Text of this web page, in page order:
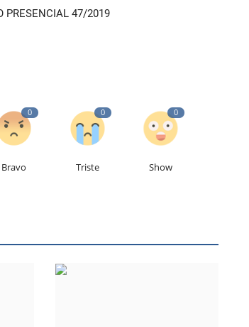
PRESENCIAL 47/2019
0
Bravo
0
Triste
0
Show